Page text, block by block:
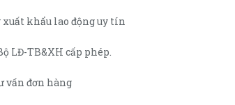
xuất khẩu lao động uy tín
LĐ-TB&XH cấp phép.
vấn đơn hàng